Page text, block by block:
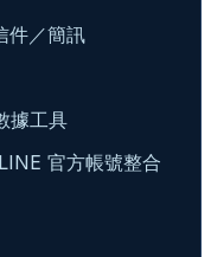
件／簡訊
據工具
官方帳號整合